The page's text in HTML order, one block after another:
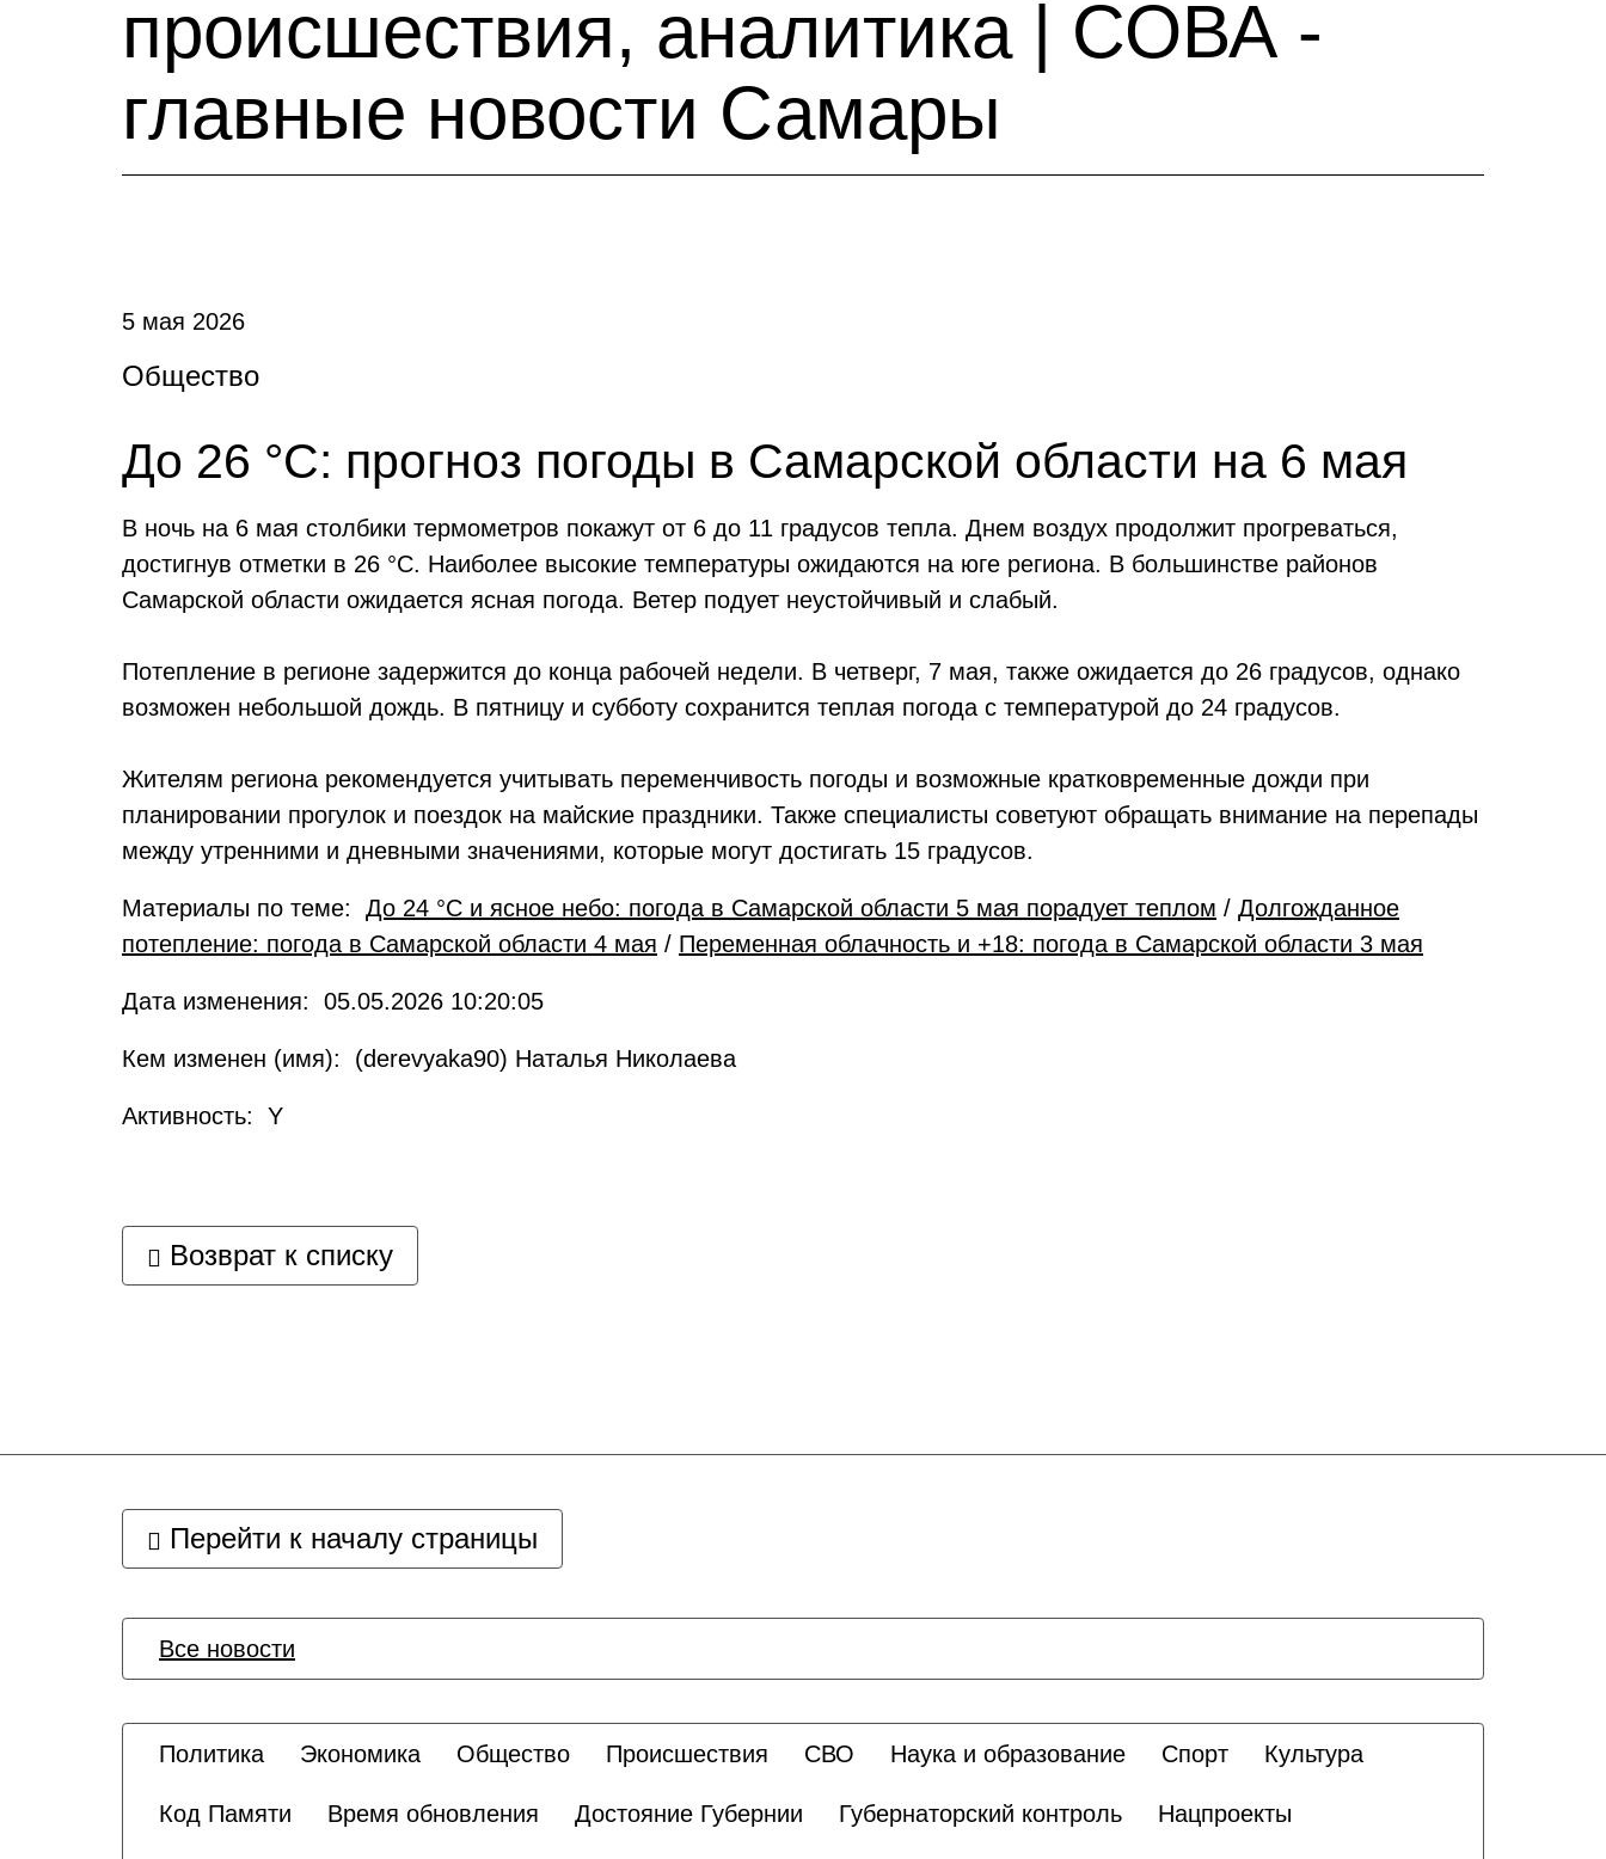
происшествия, аналитика | СОВА -
главные новости Самары
5 мая 2026
Общество
До 26 °C: прогноз погоды в Самарской области на 6 мая
В ночь на 6 мая столбики термометров покажут от 6 до 11 градусов тепла. Днем воздух продолжит прогреваться,
достигнув отметки в 26 °C. Наиболее высокие температуры ожидаются на юге региона. В большинстве районов
Самарской области ожидается ясная погода. Ветер подует неустойчивый и слабый.
Потепление в регионе задержится до конца рабочей недели. В четверг, 7 мая, также ожидается до 26 градусов, однако
возможен небольшой дождь. В пятницу и субботу сохранится теплая погода с температурой до 24 градусов.
Жителям региона рекомендуется учитывать переменчивость погоды и возможные кратковременные дожди при
планировании прогулок и поездок на майские праздники. Также специалисты советуют обращать внимание на перепады
между утренними и дневными значениями, которые могут достигать 15 градусов.
Материалы по теме: До 24 °C и ясное небо: погода в Самарской области 5 мая порадует теплом / Долгожданное
потепление: погода в Самарской области 4 мая / Переменная облачность и +18: погода в Самарской области 3 мая
Дата изменения: 05.05.2026 10:20:05
Кем изменен (имя): (derevyaka90) Наталья Николаева
Активность: Y
Возврат к списку
Перейти к началу страницы
Все новости
Политика Экономика Общество Происшествия СВО Наука и образование Спорт Культура
Код Памяти Время обновления Достояние Губернии Губернаторский контроль Нацпроекты